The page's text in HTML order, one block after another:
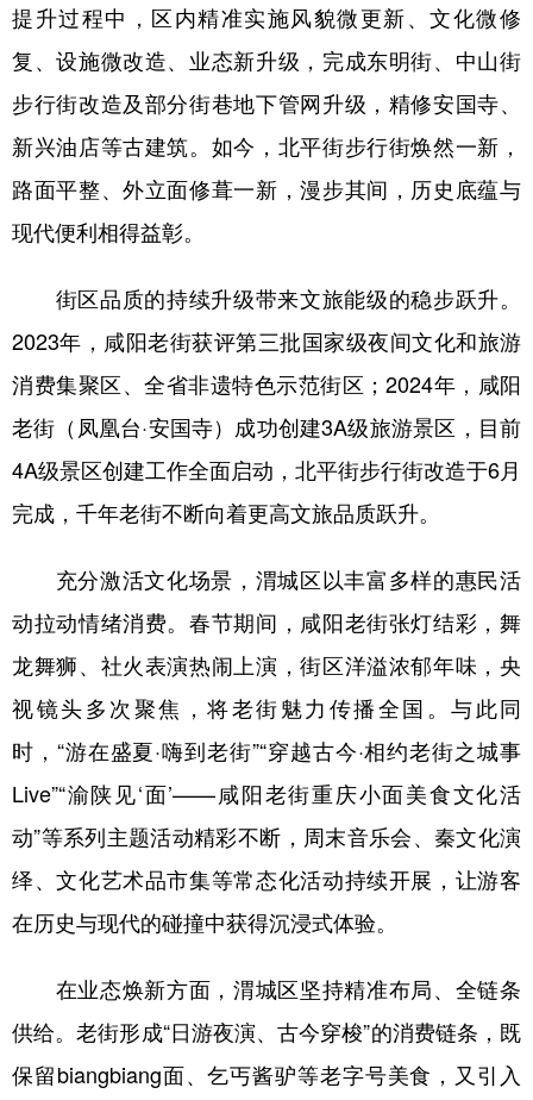
提升过程中，区内精准实施风貌微更新、文化微修
复、设施微改造、业态新升级，完成东明街、中山街
步行街改造及部分街巷地下管网升级，精修安国寺、
新兴油店等古建筑。如今，北平街步行街焕然一新，
路面平整、外立面修葺一新，漫步其间，历史底蕴与
现代便利相得益彰。
街区品质的持续升级带来文旅能级的稳步跃升。
2023年，咸阳老街获评第三批国家级夜间文化和旅游
消费集聚区、全省非遗特色示范街区；2024年，咸阳
老街（凤凰台·安国寺）成功创建3A级旅游景区，目前
4A级景区创建工作全面启动，北平街步行街改造于6月
完成，千年老街不断向着更高文旅品质跃升。
充分激活文化场景，渭城区以丰富多样的惠民活
动拉动情绪消费。春节期间，咸阳老街张灯结彩，舞
龙舞狮、社火表演热闹上演，街区洋溢浓郁年味，央
视镜头多次聚焦，将老街魅力传播全国。与此同
时，“游在盛夏·嗨到老街”“穿越古今·相约老街之城事
Live”“渝陕见‘面’——咸阳老街重庆小面美食文化活
动”等系列主题活动精彩不断，周末音乐会、秦文化演
绎、文化艺术品市集等常态化活动持续开展，让游客
在历史与现代的碰撞中获得沉浸式体验。
在业态焕新方面，渭城区坚持精准布局、全链条
供给。老街形成“日游夜演、古今穿梭”的消费链条，既
保留biangbiang面、乞丐酱驴等老字号美食，又引入